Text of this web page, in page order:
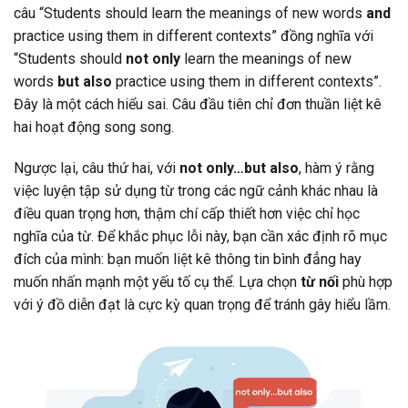
câu “Students should learn the meanings of new words and
practice using them in different contexts” đồng nghĩa với
“Students should not only learn the meanings of new
words but also practice using them in different contexts”.
Đây là một cách hiểu sai. Câu đầu tiên chỉ đơn thuần liệt kê
hai hoạt động song song.
Ngược lại, câu thứ hai, với not only…but also, hàm ý rằng
việc luyện tập sử dụng từ trong các ngữ cảnh khác nhau là
điều quan trọng hơn, thậm chí cấp thiết hơn việc chỉ học
nghĩa của từ. Để khắc phục lỗi này, bạn cần xác định rõ mục
đích của mình: bạn muốn liệt kê thông tin bình đẳng hay
muốn nhấn mạnh một yếu tố cụ thể. Lựa chọn từ nối phù hợp
với ý đồ diễn đạt là cực kỳ quan trọng để tránh gây hiểu lầm.